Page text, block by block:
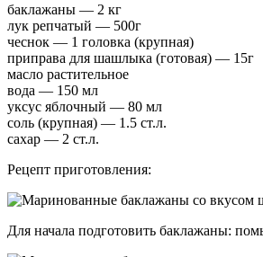
баклажаны — 2 кг
лук репчатый — 500г
чеснок — 1 головка (крупная)
приправа для шашлыка (готовая) — 15г
масло растительное
вода — 150 мл
уксус яблочный — 80 мл
соль (крупная) — 1.5 ст.л.
сахар — 2 ст.л.
Рецепт приготовления:
Для начала подготовить баклажаны: